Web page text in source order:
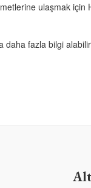
ulaşmak için
daha fazla bilgi